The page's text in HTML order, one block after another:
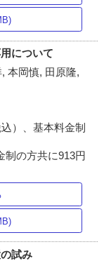
について
本岡慎, 田原隆,
）、基本料金制
制の方共に913円
試み